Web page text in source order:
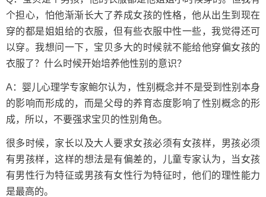
个担心，怕他渐渐长大了养成女孩的性格，他从出生到现在
穿的都是姐姐给的衣服，但有些衣服中性一些，我觉得还可
以穿。我想问一下，宝贝多大的时候就不能给他穿偏女孩的
衣服了？什么时候开始培养他性别的意识？
A：婴儿心理学专家鲍尔认为，性别概念并不是受到性别本身
的影响而形成的，而是父母的养育态度影响了性别概念的形
成，所以，不要强求宝贝的性别角色。
很多时候，家长以及大人要求女孩必须有女孩样，男孩必须
有男孩样，这样的想法是有偏差的，儿童专家认为，当女孩
有男性行为特征或男孩有女性行为特征时，他们的理性能力
是最高的。